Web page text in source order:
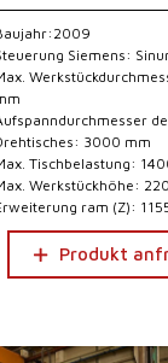
Siemens:
3000 mm
Tischbelastung:
Werkstückhöhe:
ram (Z):
Produkt